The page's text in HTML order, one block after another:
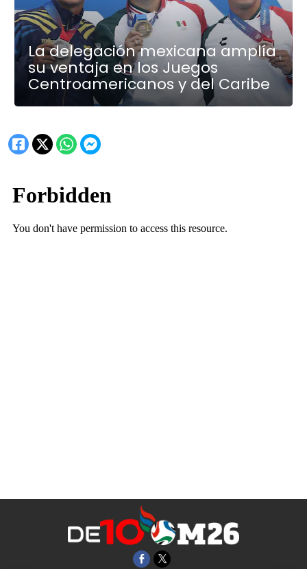
La delegación mexicana amplía
su ventaja en los Juegos
Centroamericanos y del Caribe